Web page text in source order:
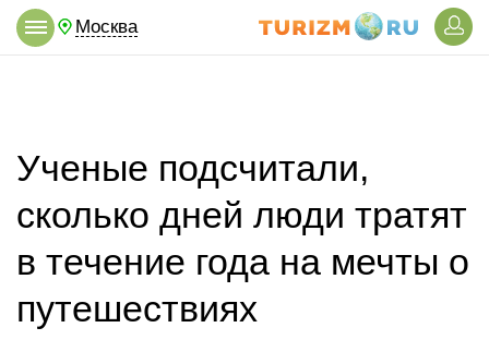
Москва
Ученые подсчитали,
сколько дней люди тратят
в течение года на мечты о
путешествиях